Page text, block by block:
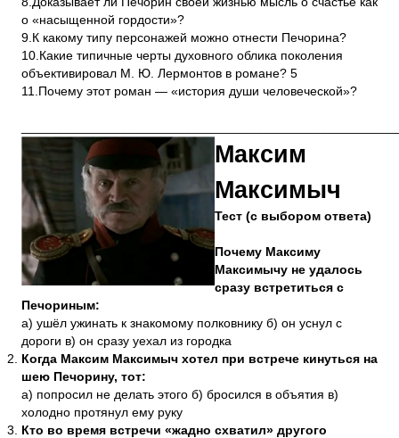
о «насыщенной гордости»?
9.К какому типу персонажей можно отнести Печорина?
10.Какие типичные черты духовного облика поколения
объективировал М. Ю. Лермонтов в романе? 5
11.Почему этот роман — «история души человеческой»?
Максим
Максимыч
Тест (с выбором ответа)
Почему Максиму
Максимычу не удалось
сразу встретиться с
Печориным:
а) ушёл ужинать к знакомому полковнику б) он уснул с
дороги в) он сразу уехал из городка
Когда Максим Максимыч хотел при встрече кинуться на
шею Печорину, тот:
а) попросил не делать этого б) бросился в объятия в)
холодно протянул ему руку
Кто во время встречи «жадно схватил» другого